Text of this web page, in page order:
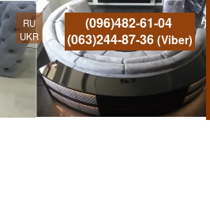
(096)482-61-04
(063)244-87-36 (Viber)
RU
UKR